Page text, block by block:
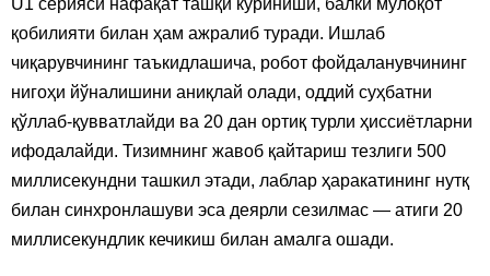
қобилияти билан ҳам ажралиб туради. Ишлаб
чиқарувчининг таъкидлашича, робот фойдаланувчининг
нигоҳи йўналишини аниқлай олади, оддий суҳбатни
қўллаб-қувватлайди ва 20 дан ортиқ турли ҳиссиётларни
ифодалайди. Тизимнинг жавоб қайтариш тезлиги 500
миллисекундни ташкил этади, лаблар ҳаракатининг нутқ
билан синхронлашуви эса деярли сезилмас — атиги 20
миллисекундлик кечикиш билан амалга ошади.